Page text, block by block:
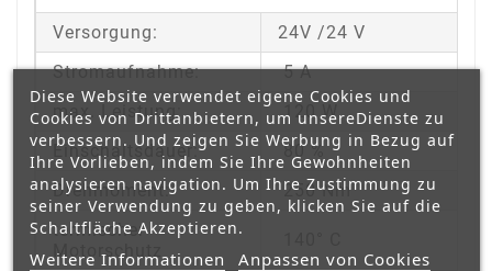
Versorgung:
24V /24 V
Stromaufnahme:
5 A
max. Leistung:
120 W
Einschaltsdauer:
80 %
Drehmoment:
250 Nm
termischer
Motorschutz
Diese Website verwendet eigene Cookies und
Cookies von Drittanbietern, um unsereDienste zu
verbessern. Und zeigen Sie Werbung in Bezug auf
Ihre Vorlieben, indem Sie Ihre Gewohnheiten
analysieren navigation. Um Ihre Zustimmung zu
seiner Verwendung zu geben, klicken Sie auf die
Schaltfläche Akzeptieren.
Weitere Informationen Anpassen von Cookies